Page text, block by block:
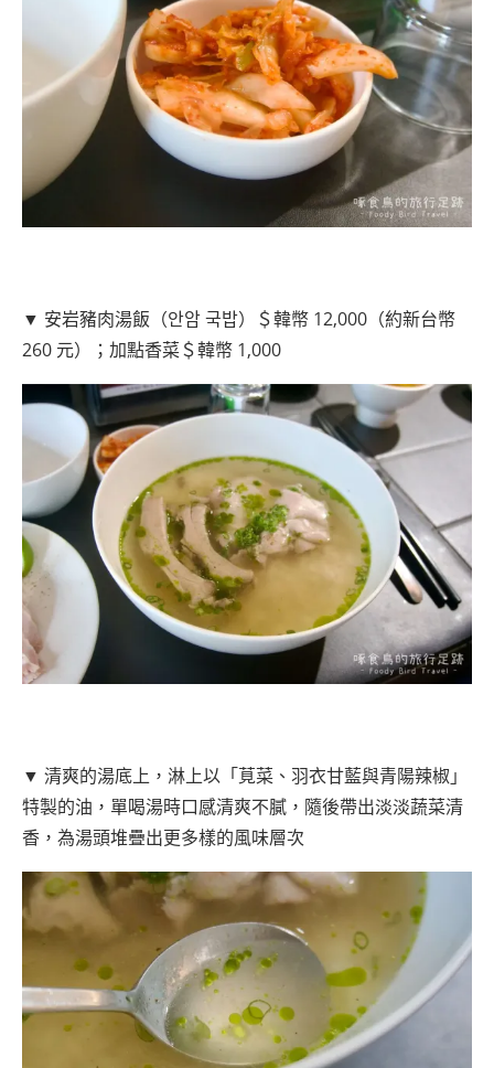
▼ 安岩豬肉湯飯（안암 국밥）＄韓幣 12,000（約新台幣
260 元）；加點香菜＄韓幣 1,000
▼ 清爽的湯底上，淋上以「莧菜、羽衣甘藍與青陽辣椒」
特製的油，單喝湯時口感清爽不膩，隨後帶出淡淡蔬菜清
香，為湯頭堆疊出更多樣的風味層次